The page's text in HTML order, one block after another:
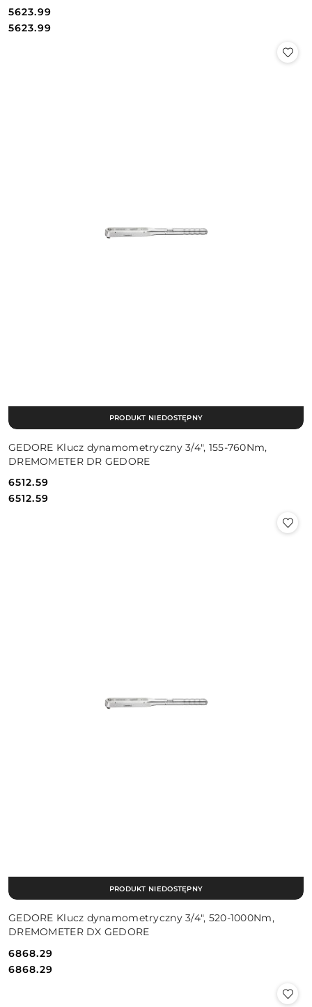
Cena:
5623.99
Cena:
5623.99
GEDORE Klucz dynamometryczny 3/4", 155-760Nm,
DREMOMETER DR GEDORE
Cena:
6512.59
Cena:
6512.59
PRODUKT NIEDOSTĘPNY
GEDORE Klucz dynamometryczny 3/4", 520-1000Nm,
DREMOMETER DX GEDORE
Cena:
6868.29
Cena:
6868.29
PRODUKT NIEDOSTĘPNY